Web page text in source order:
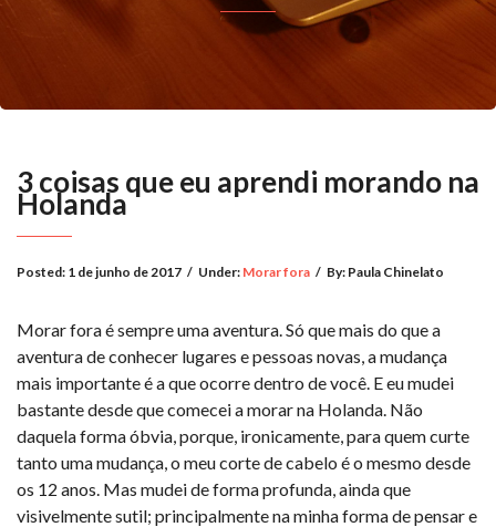
3 coisas que eu aprendi morando na
Holanda
Posted: 1 de junho de 2017 / Under: Morar fora / By: Paula Chinelato
Morar fora é sempre uma aventura. Só que mais do que a
aventura de conhecer lugares e pessoas novas, a mudança
mais importante é a que ocorre dentro de você. E eu mudei
bastante desde que comecei a morar na Holanda. Não
daquela forma óbvia, porque, ironicamente, para quem curte
tanto uma mudança, o meu corte de cabelo é o mesmo desde
os 12 anos. Mas mudei de forma profunda, ainda que
visivelmente sutil; principalmente na minha forma de pensar e